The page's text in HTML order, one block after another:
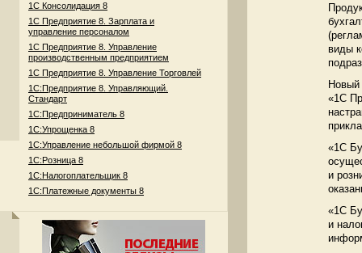
1С Консолидация 8
1С Предприятие 8. Зарплата и
управление персоналом
1С Предприятие 8. Управление
производственным предприятием
1С Предприятие 8. Управление Торговлей
1С:Предприятие 8. Управляющий.
Стандарт
1С:Предприниматель 8
1С:Упрощенка 8
1С:Управление небольшой фирмой 8
1С:Розница 8
1С:Налогоплательщик 8
1С:Платежные документы 8
виды
Новый
«1C
«1C
и
«1C
и